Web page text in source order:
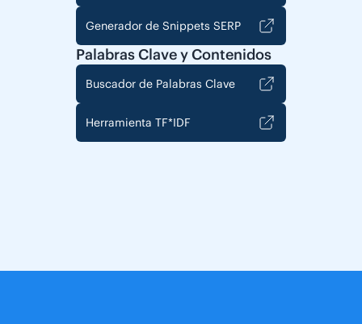
Generador de Snippets SERP
Palabras Clave y Contenidos
Buscador de Palabras Clave
Herramienta TF*IDF